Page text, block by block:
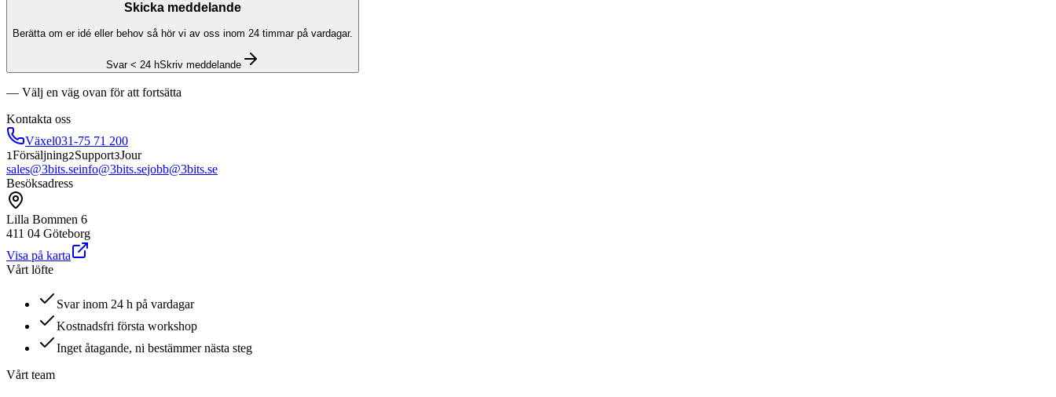
Skicka meddelande
Berätta om er idé eller behov så hör vi av oss inom 24 timmar på vardagar.
Svar < 24 hSkriv meddelande
— Välj en väg ovan för att fortsätta
Kontakta oss
Växel031-75 71 200
1Försäljning2Support3Jour
sales@3bits.seinfo@3bits.sejobb@3bits.se
Besöksadress
Lilla Bommen 6
411 04 Göteborg
Visa på karta
Vårt löfte
Svar inom 24 h på vardagar
Kostnadsfri första workshop
Inget åtagande, ni bestämmer nästa steg
Vårt team